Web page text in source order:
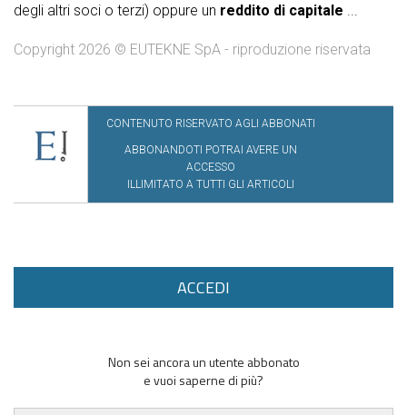
degli altri soci o terzi) oppure un reddito di capitale ...
Copyright 2026 © EUTEKNE SpA - riproduzione riservata
CONTENUTO RISERVATO AGLI ABBONATI
ABBONANDOTI POTRAI AVERE UN
ACCESSO
ILLIMITATO A TUTTI GLI ARTICOLI
ACCEDI
Non sei ancora un utente abbonato
e vuoi saperne di più?